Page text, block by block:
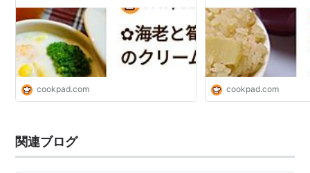
cookpad.com cookpad.com
関連ブログ